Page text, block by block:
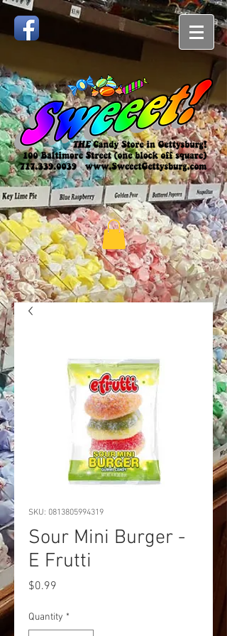
SKU: 0813805994319
Sour Mini Burger -
E Frutti
$0.99
Quantity *